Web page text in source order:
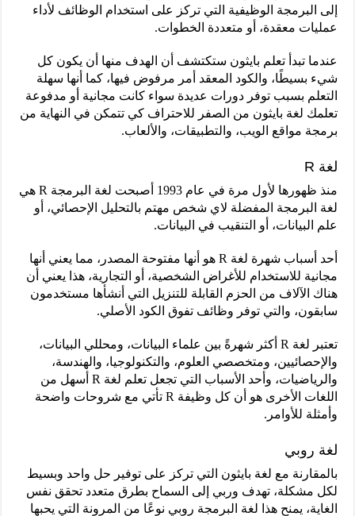
إلى البرمجة الوظيفية التي تركز على استخدام الوظائف لأداء
عمليات معقدة، أو متعددة الخطوات.
عندما تبدأ تعلم بايثون ستكتشف أن الهدف منها أن يكون كل
شيء بسيطًا، والكود المعقد أمر مرفوض فيها، كما أنها سهلة
التعلم بسبب توفر دورات عديدة سواء كانت مجانية أو مدفوعة
تعلمك لغة بايثون من الصفر للاحتراف كي تتمكن في النهاية من
برمجة مواقع الويب، والتطبيقات، والألعاب.
لغة R
منذ ظهورها لأول مرة في عام 1993 أصبحت لغة البرمجة R هي
لغة البرمجة المفضلة لاي شخص مهتم بالتحليل الإحصائي، أو
علم البيانات، أو التنقيب في البيانات.
أحد أسباب شهرة لغة R هو أنها مفتوحة المصدر، مما يعني أنها
مجانية للاستخدام للأغراض الشخصية، أو التجارية، هذا يعني أن
هناك الآلاف من الحزم القابلة للتنزيل التي أنشأها مستخدمون
سابقون، والتي توفر وظائف تفوق الكود الأصلي.
تعتبر لغة R أكثر شهرةً بين علماء البيانات، ومحللي البيانات،
والإحصائيين، ومتخصصي العلوم، والتكنولوجيا، والهندسة،
والرياضيات، وأحد الأسباب التي تجعل تعلم لغة R أسهل من
اللغات الأخرى هو أن كل وظيفة R تأتي مع شروحات واضحة
وأمثلة للأوامر.
لغة روبي
بالمقارنة مع لغة بايثون التي تركز على توفير حل واحد وبسيط
لكل مشكلة، تهدف وربي إلى السماح بطرق متعدد تحقق نفس
الغاية، يمنح هذا لغة البرمجة روبي نوعًا من المرونة التي يحبها